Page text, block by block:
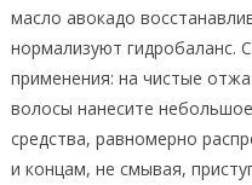
масло авокадо
нормализуют гидробаланс.
применения: на чистые
волосы нанесите
средства, равномерно
и концам, не смывая,